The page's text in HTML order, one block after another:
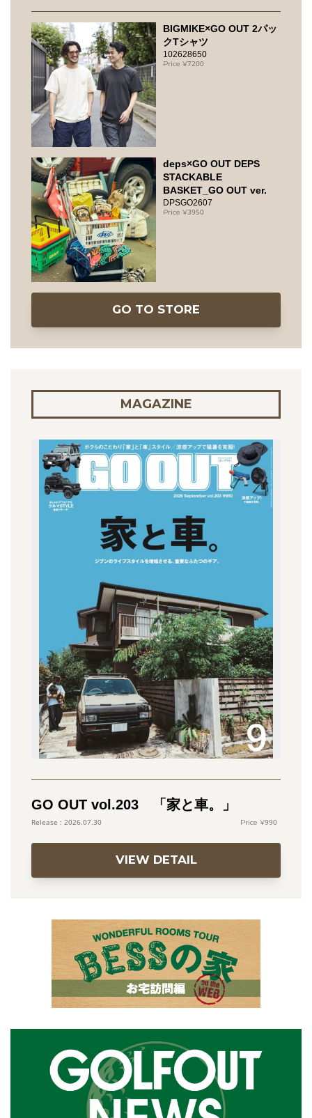
BIGMIKE×GO OUT 2パッ
クTシャツ
102628650
7200
deps×GO OUT DEPS
STACKABLE
BASKET_GO OUT ver.
DPSGO2607
3950
GO TO STORE
MAGAZINE
GO OUT vol.203 「家と車。」
2026.07.30 990
VIEW DETAIL